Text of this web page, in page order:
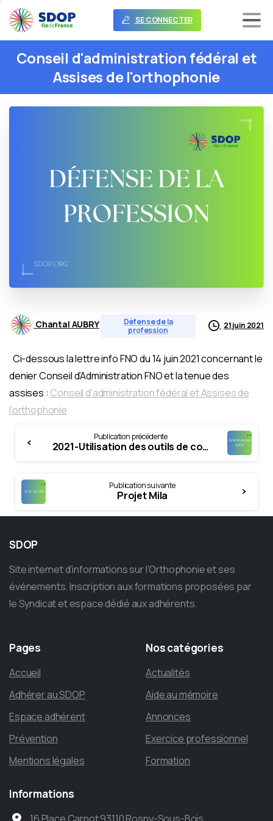
SE CONNECTER
Conseil d'administration fédéral et
Assises de l'orthophonie
Chantal AUBRY
Défense de la
profession
21 juin 2021
Ci-dessous la lettre info FNO du 14 juin 2021 concernant le
denier Conseil d’Administration FNO et la tenue des
assises : Conseil d’administration fédéral et Assises de
l’orthophonie
Reading
Publication précédente
2021-Utilisation des outils de communication Bienveillante dans la prise en charge Orthophonique (individuelle et accompagnement parental).
Publication suivante
Projet Mila
SDOP
Site internet d’informations sur l’Orthophonie et ses
événements. Inscription aux formations proposées par
le Syndicat et espace dédié aux adhérents.
Pages
Accueil
Adhérer au SDOP
Espace adhérent
Prévention
Mentions légales
Noscatégories
Actualités
Aide au mémoire
Annonces
Exercice professionnel
Formation
Informations